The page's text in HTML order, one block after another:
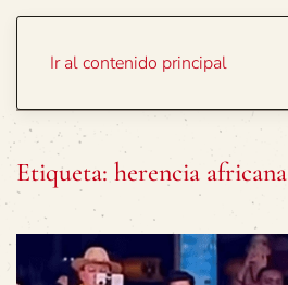
Ir al contenido principal
Etiqueta: herencia africana